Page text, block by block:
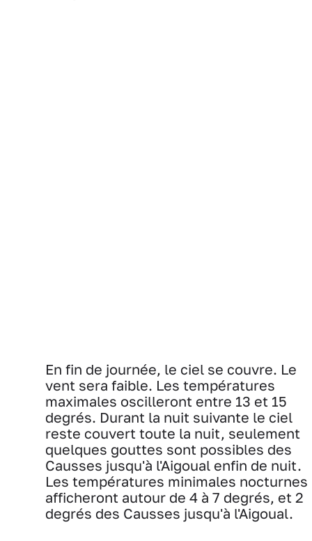
En fin de journée, le ciel se couvre. Le
vent sera faible. Les températures
maximales oscilleront entre 13 et 15
degrés. Durant la nuit suivante le ciel
reste couvert toute la nuit, seulement
quelques gouttes sont possibles des
Causses jusqu'à l'Aigoual enfin de nuit.
Les températures minimales nocturnes
afficheront autour de 4 à 7 degrés, et 2
degrés des Causses jusqu'à l'Aigoual.